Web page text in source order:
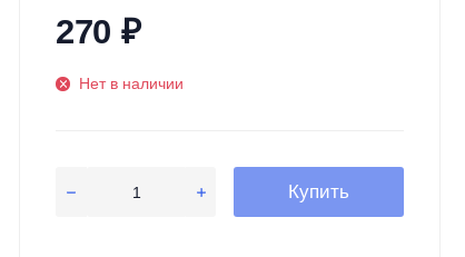
270 ₽
Нет в наличии
Купить